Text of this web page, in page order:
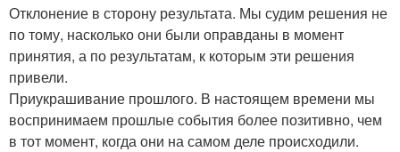
Отклонение в сторону результата. Мы судим решения не
по тому, насколько они были оправданы в момент
принятия, а по результатам, к которым эти решения
привели.
Приукрашивание прошлого. В настоящем времени мы
воспринимаем прошлые события более позитивно, чем
в тот момент, когда они на самом деле происходили.